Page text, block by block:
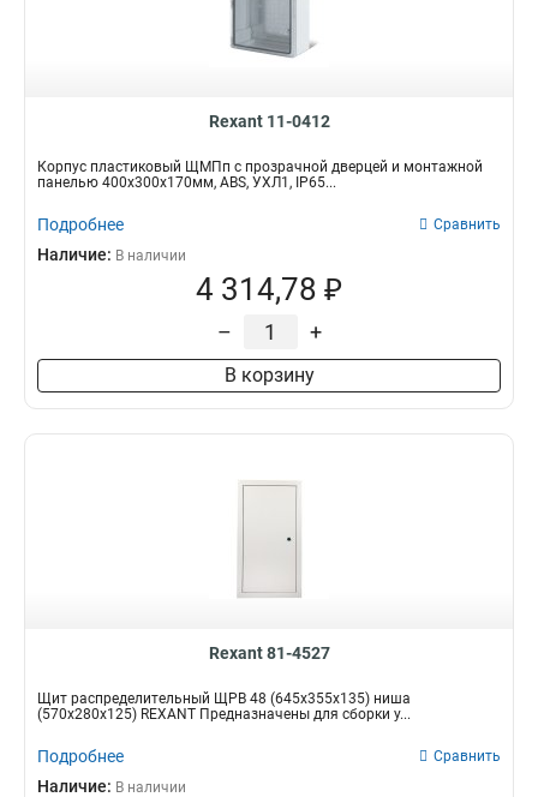
Rexant 11-0412
Корпус пластиковый ЩМПп с прозрачной дверцей и монтажной
панелью 400х300х170мм, ABS, УХЛ1, IP65...
Подробнее Сравнить
Наличие: В наличии
4 314,78 ₽
– +
В корзину
Rexant 81-4527
Щит распределительный ЩРВ 48 (645х355х135) ниша
(570х280х125) REXANT Предназначены для сборки у...
Подробнее Сравнить
Наличие: В наличии